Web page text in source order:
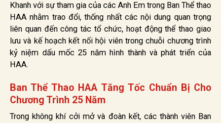
Khanh với sự tham gia của các Anh Em trong Ban Thể thao
HAA nhằm trao đổi, thống nhất các nội dung quan trọng
liên quan đến công tác tổ chức, hoạt động thể thao giao
lưu và kế hoạch kết nối hội viên trong chuỗi chương trình
kỷ niệm dấu mốc 25 năm hình thành và phát triển của
HAA.
Ban Thể Thao HAA Tăng Tốc Chuẩn Bị Cho
Chương Trình 25 Năm
Trong không khí cởi mở và đoàn kết, các thành viên Ban